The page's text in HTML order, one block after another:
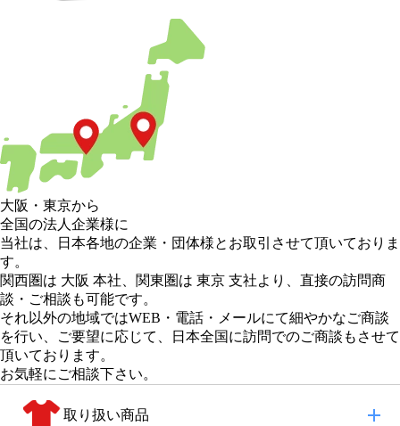
大阪 ・ 東京から
全国の法人企業様に
当社は、日本各地の企業・団体様とお取引させて頂いておりま
す。
関西圏は 大阪 本社
関東圏は 東京 支社より、直接の訪問商
談・ご相談も可能です。
それ以外の地域ではWEB・電話・メールにて細やかなご商談
を行い、
ご要望に応じて、日本全国に訪問でのご商談もさせて
頂いております。
お気軽にご相談下さい。
取り扱い商品